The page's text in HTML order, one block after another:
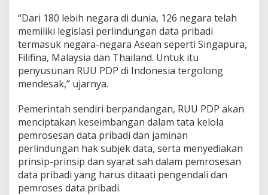
“Dari 180 lebih negara di dunia, 126 negara telah
memiliki legislasi perlindungan data pribadi
termasuk negara-negara Asean seperti Singapura,
Filifina, Malaysia dan Thailand. Untuk itu
penyusunan RUU PDP di Indonesia tergolong
mendesak,” ujarnya.
Pemerintah sendiri berpandangan, RUU PDP akan
menciptakan keseimbangan dalam tata kelola
pemrosesan data pribadi dan jaminan
perlindungan hak subjek data, serta menyediakan
prinsip-prinsip dan syarat sah dalam pemrosesan
data pribadi yang harus ditaati pengendali dan
pemroses data pribadi.